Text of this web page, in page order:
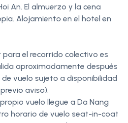
An. El almuerzo y la cena
Alojamiento en el hotel en
para el recorrido colectivo es
aproximadamente después
de vuelo sujeto a disponibilidad
aviso).
vuelo llegue a Da Nang
horario de vuelo seat-in-coat